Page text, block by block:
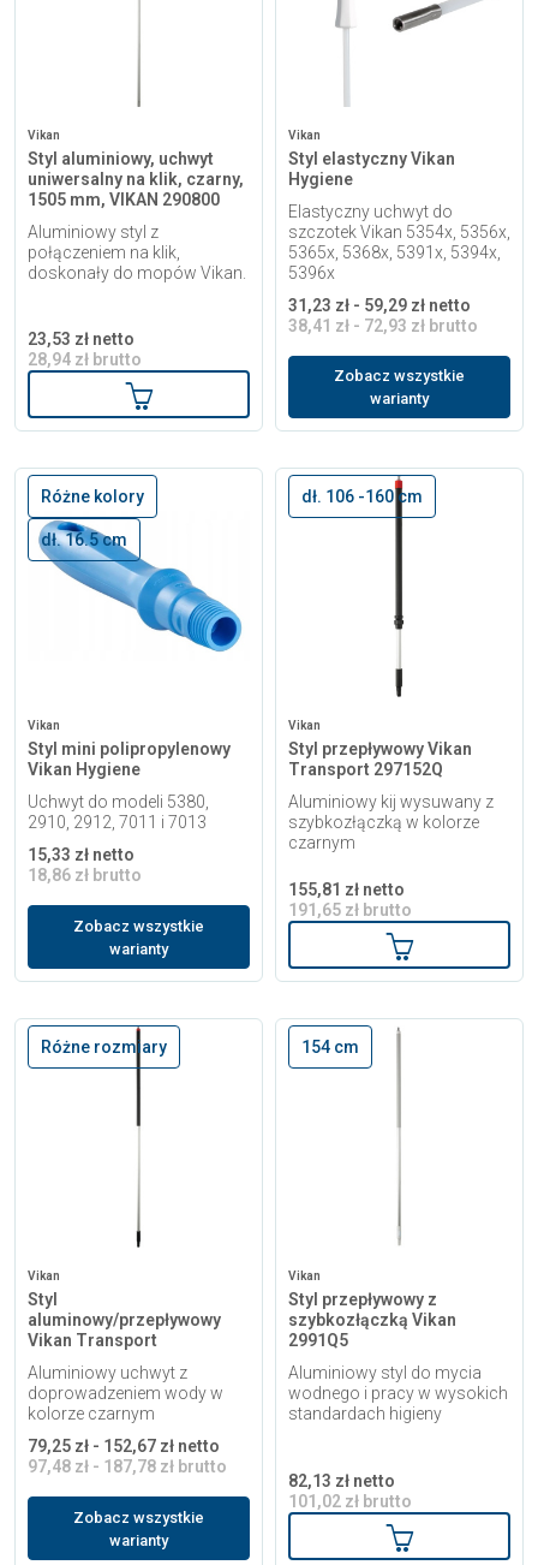
Vikan
Styl aluminiowy, uchwyt
uniwersalny na klik, czarny,
1505 mm, VIKAN 290800
Aluminiowy styl z
połączeniem na klik,
doskonały do mopów Vikan.
23,53 zł netto
28,94 zł brutto
Dodaj do koszyka
Vikan
Styl elastyczny Vikan
Hygiene
Elastyczny uchwyt do
szczotek Vikan 5354x, 5356x,
5365x, 5368x, 5391x, 5394x,
5396x
31,23 zł - 59,29 zł netto
38,41 zł - 72,93 zł brutto
Zobacz wszystkie
warianty
Różne kolory
dł. 16.5 cm
Vikan
Styl mini polipropylenowy
Vikan Hygiene
Uchwyt do modeli 5380,
2910, 2912, 7011 i 7013
15,33 zł netto
18,86 zł brutto
Zobacz wszystkie
warianty
dł. 106 -160 cm
Vikan
Styl przepływowy Vikan
Transport 297152Q
Aluminiowy kij wysuwany z
szybkozłączką w kolorze
czarnym
155,81 zł netto
191,65 zł brutto
Dodaj do
Różne rozmiary
Vikan
Styl
aluminowy/przepływowy
Vikan Transport
Aluminiowy uchwyt z
doprowadzeniem wody w
kolorze czarnym
79,25 zł - 152,67 zł netto
97,48 zł - 187,78 zł brutto
Zobacz wszystkie
warianty
154 cm
Vikan
Styl przepływowy z
szybkozłączką Vikan
2991Q5
Aluminiowy styl do mycia
wodnego i pracy w wysokich
standardach higieny
82,13 zł netto
101,02 zł brutto
Dodaj do